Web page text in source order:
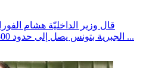
قال وزير الداخليّة هشام
الجبرية بتونس يصل إلى حدود 300 شخص موضّحا أنّ الإقامة الج ...